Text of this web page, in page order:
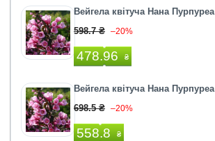
Вейгела квітуча Нана Пурпуреа
598.7 ₴ –20%
478.96 ₴
Вейгела квітуча Нана Пурпуреа
698.5 ₴ –20%
558.8 ₴